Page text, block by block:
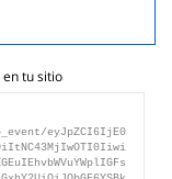
tu sitio